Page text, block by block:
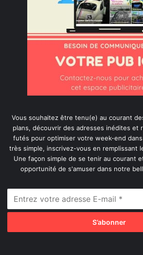
Vous souhaitez être tenu(e) au courant
plans, découvrir des adresses inédites et
futés pour optimiser votre week-end dans
très simple, inscrivez-vous en remplissant
Une façon simple de se tenir au courant
opportunité de s'amuser dans notre